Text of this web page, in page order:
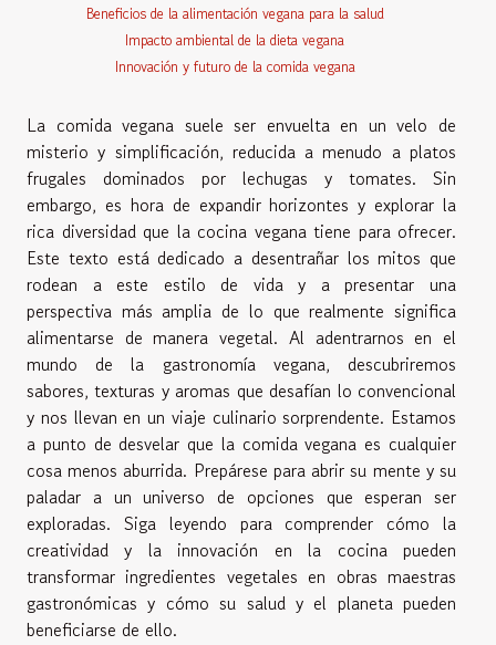
Beneficios de la alimentación vegana para la salud
Impacto ambiental de la dieta vegana
Innovación y futuro de la comida vegana
La comida vegana suele ser envuelta en un velo de
misterio y simplificación, reducida a menudo a platos
frugales dominados por lechugas y tomates. Sin
embargo, es hora de expandir horizontes y explorar la
rica diversidad que la cocina vegana tiene para ofrecer.
Este texto está dedicado a desentrañar los mitos que
rodean a este estilo de vida y a presentar una
perspectiva más amplia de lo que realmente significa
alimentarse de manera vegetal. Al adentrarnos en el
mundo de la gastronomía vegana, descubriremos
sabores, texturas y aromas que desafían lo convencional
y nos llevan en un viaje culinario sorprendente. Estamos
a punto de desvelar que la comida vegana es cualquier
cosa menos aburrida. Prepárese para abrir su mente y su
paladar a un universo de opciones que esperan ser
exploradas. Siga leyendo para comprender cómo la
creatividad y la innovación en la cocina pueden
transformar ingredientes vegetales en obras maestras
gastronómicas y cómo su salud y el planeta pueden
beneficiarse de ello.